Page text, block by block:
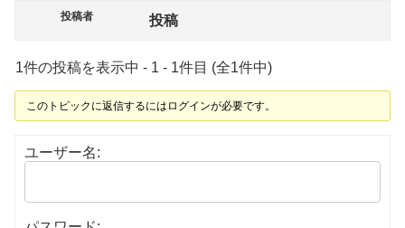
投稿者 投稿
1件の投稿を表示中 - 1 - 1件目 (全1件中)
このトピックに返信するにはログインが必要です。
ユーザー名: